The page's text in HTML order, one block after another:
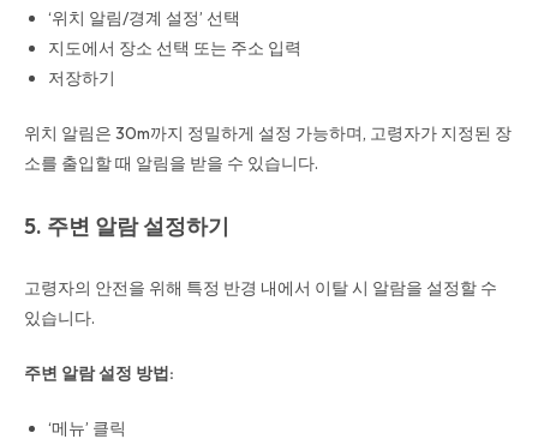
‘위치 알림/경계 설정’ 선택
지도에서 장소 선택 또는 주소 입력
저장하기
위치 알림은 30m까지 정밀하게 설정 가능하며, 고령자가 지정된 장
소를 출입할 때 알림을 받을 수 있습니다.
5. 주변 알람 설정하기
고령자의 안전을 위해 특정 반경 내에서 이탈 시 알람을 설정할 수
있습니다.
주변 알람 설정 방법:
‘메뉴’ 클릭